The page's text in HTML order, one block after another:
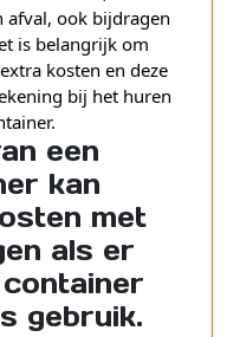
afval, ook bijdragen
is belangrijk om
kosten en deze
bij het huren
een
kan
met
als er
gebruik.